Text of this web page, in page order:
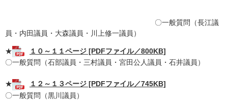
〇一般質問（長江議
員・内田議員・大森議員・川上修一議員）
★
１０～１１ページ [PDFファイル／800KB]
〇一般質問（石部議員・三村議員・宮田公人議員・石井議員）
★
１２～１３ページ [PDFファイル／745KB]
〇一般質問（黒川議員）